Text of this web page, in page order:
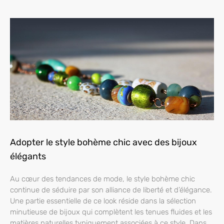
Adopter le style bohème chic avec des bijoux
élégants
Au cœur des tendances de mode, le style bohème chic
continue de séduire par son alliance de liberté et d’élégance.
Une partie essentielle de ce look réside dans la sélection
minutieuse de bijoux qui complètent les tenues fluides et les